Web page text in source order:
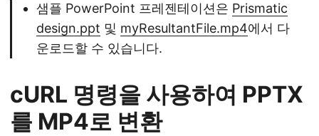
샘플 PowerPoint 프레젠테이션은 Prismatic
design.ppt 및 myResultantFile.mp4에서 다
운로드할 수 있습니다.
cURL 명령을 사용하여 PPTX
를 MP4로 변환